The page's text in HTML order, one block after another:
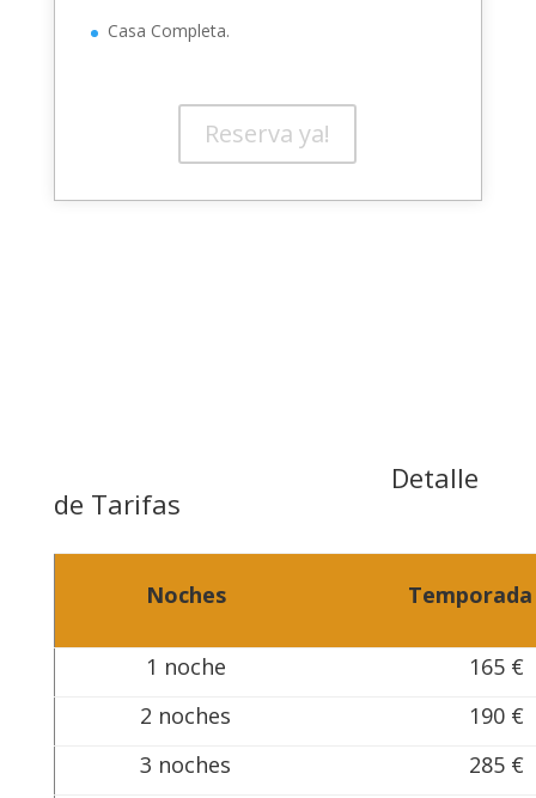
Casa Completa.
Reserva ya!
Detalle
de Tarifas
Noches
1 noche
165 €
2 noches
190 €
3 noches
285 €